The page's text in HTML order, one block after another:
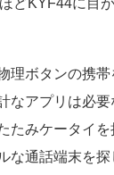
どKYF44に目
理ボタンの携帯
なアプリは必要
たみケータイを
な通話端末を探